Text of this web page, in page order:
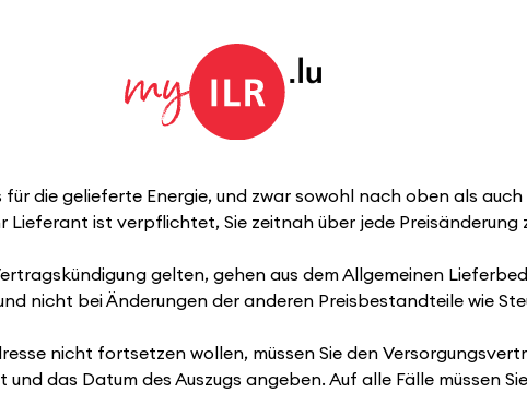
für die gelieferte Energie, und zwar sowohl nach oben als
ist verpflichtet, Sie zeitnah über jede
gelten, gehen aus dem Allgemeinen
nicht bei Änderungen der anderen Preisbestandteile wie
nicht fortsetzen wollen, müssen Sie den
das Datum des Auszugs angeben. Auf alle Fälle müssen